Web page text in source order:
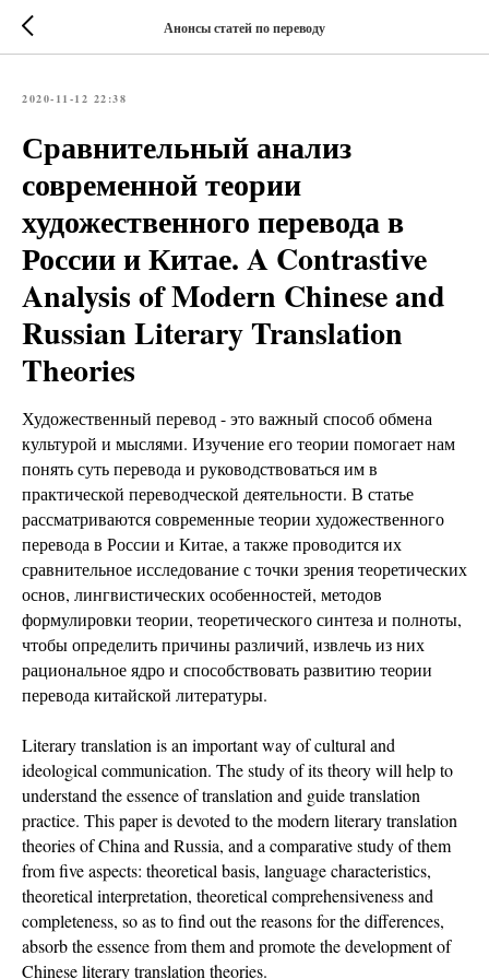
Анонсы статей по переводу
2020-11-12 22:38
Сравнительный анализ
современной теории
художественного перевода в
России и Китае. A Contrastive
Analysis of Modern Chinese and
Russian Literary Translation
Theories
Художественный перевод - это важный способ обмена
культурой и мыслями. Изучение его теории помогает нам
понять суть перевода и руководствоваться им в
практической переводческой деятельности. В статье
рассматриваются современные теории художественного
перевода в России и Китае, а также проводится их
сравнительное исследование с точки зрения теоретических
основ, лингвистических особенностей, методов
формулировки теории, теоретического синтеза и полноты,
чтобы определить причины различий, извлечь из них
рациональное ядро и способствовать развитию теории
перевода китайской литературы.
Literary translation is an important way of cultural and
ideological communication. The study of its theory will help to
understand the essence of translation and guide translation
practice. This paper is devoted to the modern literary translation
theories of China and Russia, and a comparative study of them
from five aspects: theoretical basis, language characteristics,
theoretical interpretation, theoretical comprehensiveness and
completeness, so as to find out the reasons for the differences,
absorb the essence from them and promote the development of
Chinese literary translation theories.